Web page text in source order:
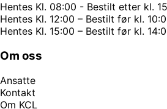
Hentes Kl. 08:00 - Bestilt etter kl.
Hentes Kl. 12:00 – Bestilt før kl.
Hentes Kl. 15:00 – Bestilt før kl.
Om oss
Ansatte
Kontakt
Om KCL